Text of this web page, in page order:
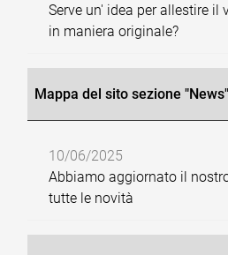
Serve un' idea per allestire
in maniera originale?
Mappa del sito sezione "News"
10/06/2025
Abbiamo aggiornato il
tutte le novità